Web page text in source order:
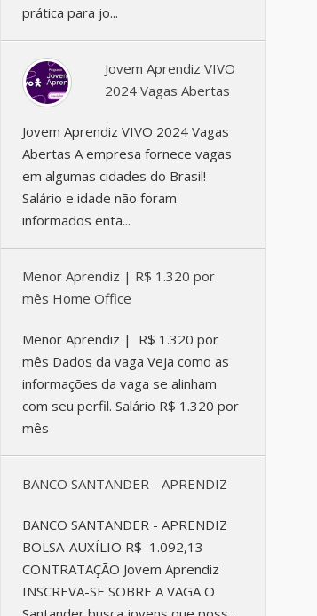
prática para jo...
Jovem Aprendiz VIVO
2024 Vagas Abertas
Jovem Aprendiz VIVO 2024 Vagas
Abertas A empresa fornece vagas
em algumas cidades do Brasil!
Salário e idade não foram
informados entã...
Menor Aprendiz | R$ 1.320 por
mês Home Office
Menor Aprendiz | R$ 1.320 por
mês Dados da vaga Veja como as
informações da vaga se alinham
com seu perfil. Salário R$ 1.320 por
mês
BANCO SANTANDER - APRENDIZ
BANCO SANTANDER - APRENDIZ
BOLSA-AUXÍLIO R$ 1.092,13
CONTRATAÇÃO Jovem Aprendiz
INSCREVA-SE SOBRE A VAGA O